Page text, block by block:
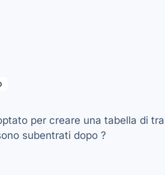
per creare una tabella di
subentrati dopo ?